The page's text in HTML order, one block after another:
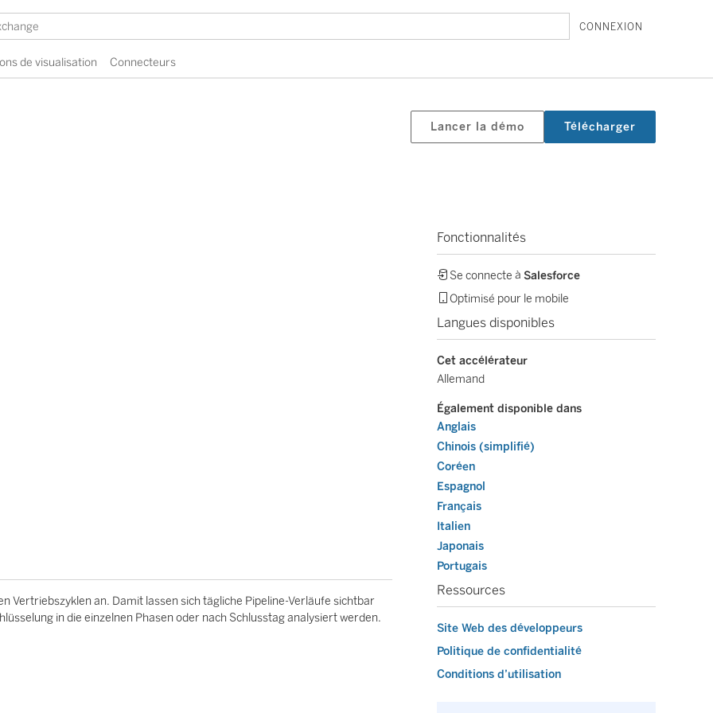
CONNEXION
de visualisation Connecteurs
Lancer la démo Télécharger
Vertriebszyklen an. Damit lassen sich tägliche Pipeline-Verläufe sichtbar
in die einzelnen Phasen oder nach Schlusstag analysiert werden.
Fonctionnalités
Se connecte à Salesforce
Optimisé pour le mobile
Langues disponibles
Cet accélérateur
Allemand
Également disponible dans
Anglais
Chinois (simplifié)
Coréen
Espagnol
Français
Italien
Japonais
Portugais
Ressources
Site Web des développeurs
Politique de confidentialité
Conditions d’utilisation